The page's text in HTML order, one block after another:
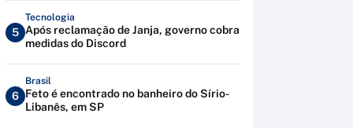
5
Tecnologia
Após reclamação de Janja, governo cobra
medidas do Discord
6
Brasil
Feto é encontrado no banheiro do Sírio-
Libanês, em SP